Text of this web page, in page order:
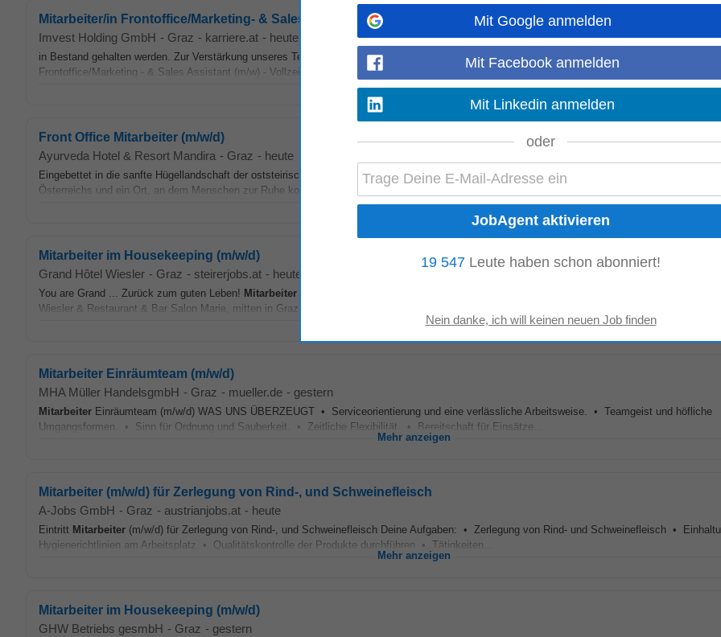
Mitarbeiter/in Frontoffice/Marketing- & Sales Assistant (m/w)
Imvest Holding GmbH - Graz - karriere.at - heute
in Bestand gehalten werden. Zur Verstärkung unseres Teams in unserem Mutterunternehmen Imvest Holding GmbH suchen wir eine/n engagierte/n
Frontoffice/Marketing - & Sales Assistant (m/w) - Vollzeit
/in Frontoffice/Marketing...
Mehr anzeigen
Front Office Mitarbeiter (m/w/d)
Ayurveda Hotel & Resort Mandira - Graz - heute
Eingebettet in die sanfte Hügellandschaft der oststeirischen Thermenregion liegt das Ayurveda Resort Mandira S – einer der führenden Ayurveda-
Österreichs und ein Ort, an dem Menschen zur Ruhe kommen, auftanken und neue Kraft schöpfen. Wir...
Mitarbeiter im Housekeeping (m/w/d)
Grand Hôtel Wiesler - Graz - steirerjobs.at - heute
You are Grand ... Zurück zum guten Leben! Mitarbeiter
Wiesler & Restaurant & Bar Salon Marie, mitten in Graz zeigt...
Mehr anzeigen
Mitarbeiter Einräumteam (m/w/d)
MHA Müller HandelsgmbH - Graz - mueller.de - gestern
Mitarbeiter Einräumteam (m/w/d) WAS UNS ÜBERZEUGT • Serviceorientierung und eine verlässliche Arbeitsweise. • Teamgeist und höfliche
Umgangsformen. • Sinn für Ordnung und Sauberkeit. • Zeitliche Flexibilität. • Bereitschaft für Einsätze...
Mehr anzeigen
Mitarbeiter (m/w/d) für Zerlegung von Rind-, und Schweinefleisch
A-Jobs GmbH - Graz - austrianjobs.at - heute
Eintritt Mitarbeiter (m/w/d) für Zerlegung von Rind-, und Schweinefleisch Deine Aufgaben: • Zerlegung von Rind- und Schweinefleisch •
Hygienerichtlinien am Arbeitsplatz • Qualitätskontrolle der Produkte durchführen • Tätigkeiten...
Mehr anzeigen
Mitarbeiter im Housekeeping (m/w/d)
GHW Betriebs gesmbH - Graz - gestern
Mit Google anmelden
Mit Facebook anmelden
Mit Linkedin anmelden
oder
19 547 Leute haben schon abonniert!